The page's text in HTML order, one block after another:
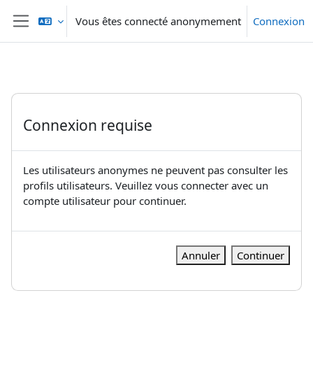
Passer au contenu principal
Panneau latéral
Vous êtes connecté anonymement Connexion
Connexion requise
Les utilisateurs anonymes ne peuvent pas consulter les
profils utilisateurs. Veuillez vous connecter avec un
compte utilisateur pour continuer.
Annuler Continuer